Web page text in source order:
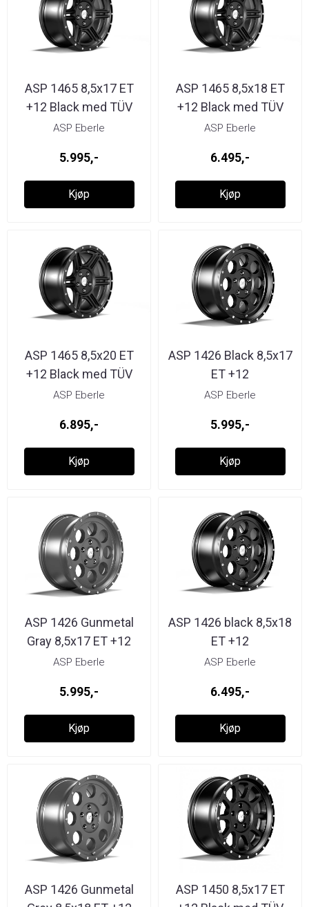
ASP 1465 8,5x17 ET
+12 Black med TÜV
ASP Eberle
5.995,-
Kjøp
ASP 1465 8,5x18 ET
+12 Black med TÜV
ASP Eberle
6.495,-
Kjøp
ASP 1465 8,5x20 ET
+12 Black med TÜV
ASP Eberle
6.895,-
Kjøp
ASP 1426 Black 8,5x17
ET +12
ASP Eberle
5.995,-
Kjøp
ASP 1426 Gunmetal
Gray 8,5x17 ET +12
ASP Eberle
5.995,-
Kjøp
ASP 1426 black 8,5x18
ET +12
ASP Eberle
6.495,-
Kjøp
ASP 1426 Gunmetal
ASP 1450 8,5x17 ET